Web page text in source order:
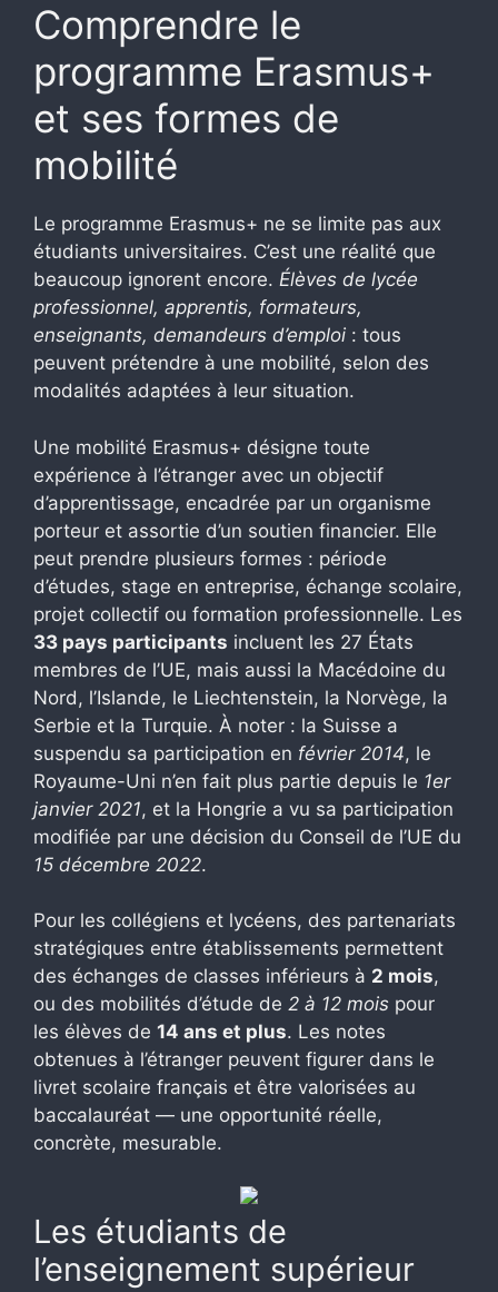
Comprendre le
programme Erasmus+
et ses formes de
mobilité
Le programme Erasmus+ ne se limite pas aux
étudiants universitaires. C’est une réalité que
beaucoup ignorent encore. Élèves de lycée
professionnel, apprentis, formateurs,
enseignants, demandeurs d’emploi : tous
peuvent prétendre à une mobilité, selon des
modalités adaptées à leur situation.
Une mobilité Erasmus+ désigne toute
expérience à l’étranger avec un objectif
d’apprentissage, encadrée par un organisme
porteur et assortie d’un soutien financier. Elle
peut prendre plusieurs formes : période
d’études, stage en entreprise, échange scolaire,
projet collectif ou formation professionnelle. Les
33 pays participants incluent les 27 États
membres de l’UE, mais aussi la Macédoine du
Nord, l’Islande, le Liechtenstein, la Norvège, la
Serbie et la Turquie. À noter : la Suisse a
suspendu sa participation en février 2014, le
Royaume-Uni n’en fait plus partie depuis le 1er
janvier 2021, et la Hongrie a vu sa participation
modifiée par une décision du Conseil de l’UE du
15 décembre 2022.
Pour les collégiens et lycéens, des partenariats
stratégiques entre établissements permettent
des échanges de classes inférieurs à 2 mois,
ou des mobilités d’étude de 2 à 12 mois pour
les élèves de 14 ans et plus. Les notes
obtenues à l’étranger peuvent figurer dans le
livret scolaire français et être valorisées au
baccalauréat — une opportunité réelle,
concrète, mesurable.
Les étudiants de
l’enseignement supérieur